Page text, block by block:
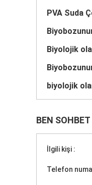
PVA Suda
BEN
İlgili kişi :
Telefon